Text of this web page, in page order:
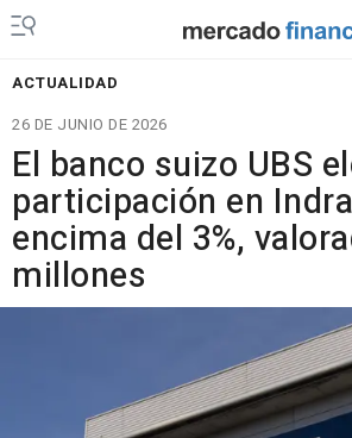
ACTUALIDAD
26 DE JUNIO DE 2026
El banco suizo UBS
participación en
encima del 3%,
millones